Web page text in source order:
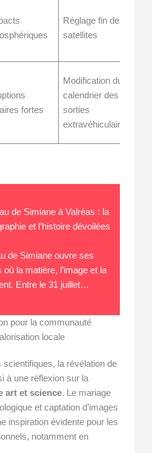
Réglage fin des
satellites
fortes
Modification du
calendrier des
sorties
extravéhiculaires
de Simiane à Valréas : la
et l’histoire dévoilées
de Simiane ouvre ses
la matière, l’image et la
Entre le 31 juillet…
pour la communauté
locale
la révélation de
à une réflexion sur la
art et science. Le mariage
et captation d’images
inspiration évidente pour les
notamment en